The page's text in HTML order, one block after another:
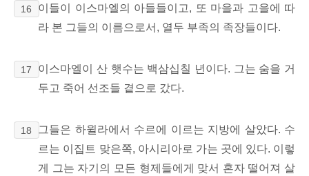
16
이들이 이스마엘의 아들들이고, 또 마을과 고을에 따
라 본 그들의 이름으로서, 열두 부족의 족장들이다.
17
이스마엘이 산 햇수는 백삼십칠 년이다. 그는 숨을 거
두고 죽어 선조들 곁으로 갔다.
18
그들은 하윌라에서 수르에 이르는 지방에 살았다. 수
르는 이집트 맞은쪽, 아시리아로 가는 곳에 있다. 이렇
게 그는 자기의 모든 형제들에게 맞서 혼자 떨어져 살